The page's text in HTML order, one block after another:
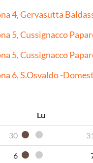
4, Gervasutta
5, Cussignacco
5, Cussignacco
6, S.Osvaldo -
Lu
30 Organico umido
Pannolini- 31
6 Organico umido
Pannolini-